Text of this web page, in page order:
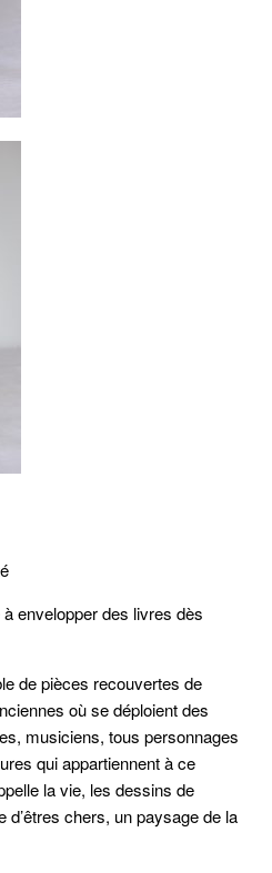
envelopper des livres dès
de pièces recouvertes de
où se déploient des
musiciens, tous personnages
qui appartiennent à ce
la vie, les dessins de
d’êtres chers, un paysage de la